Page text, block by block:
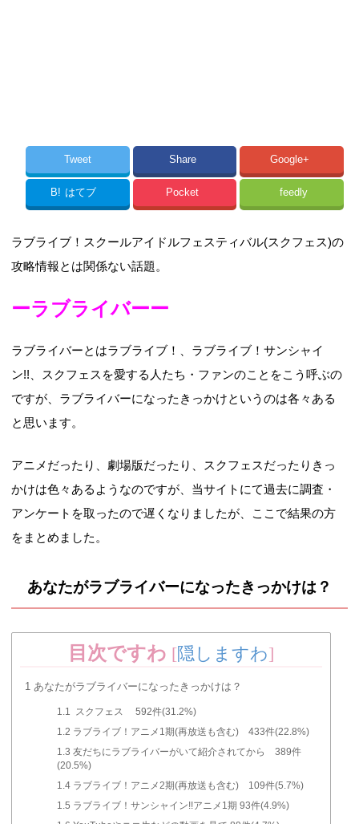
Tweet Share Google+
B! はてブ Pocket feedly
ラブライブ！スクールアイドルフェスティバル(スクフェス)の
攻略情報とは関係ない話題。
ーラブライバーー
ラブライバーとはラブライブ！、ラブライブ！サンシャイ
ン!!、スクフェスを愛する人たち・ファンのことをこう呼ぶの
ですが、ラブライバーになったきっかけというのは各々ある
と思います。
アニメだったり、劇場版だったり、スクフェスだったりきっ
かけは色々あるようなのですが、当サイトにて過去に調査・
アンケートを取ったので遅くなりましたが、ここで結果の方
をまとめました。
あなたがラブライバーになったきっかけは？
目次ですわ [隠しますわ]
1 あなたがラブライバーになったきっかけは？
1.1 スクフェス 592件(31.2%)
1.2 ラブライブ！アニメ1期(再放送も含む) 433件(22.8%)
1.3 友だちにラブライバーがいて紹介されてから 389件
(20.5%)
1.4ラブライブ！アニメ2期(再放送も含む) 109件(5.7%)
1.5 ラブライブ！サンシャイン!!アニメ1期 93件(4.9%)